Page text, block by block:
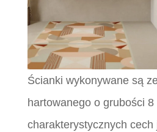
Ścianki wykonywane są
hartowanego o grubości
charakterystycznych cech